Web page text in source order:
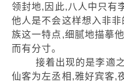
领封地,因此,八人中只有
他人是不会这样想入非
族这一特点,细腻地描摹
而有分寸。
接着出现的是李適之
仙客为左丞相,雅好宾客,